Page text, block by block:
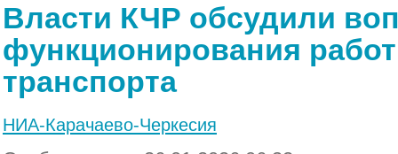
Власти КЧР обсудили
функционирования
транспорта
НИА-Карачаево-Черкесия